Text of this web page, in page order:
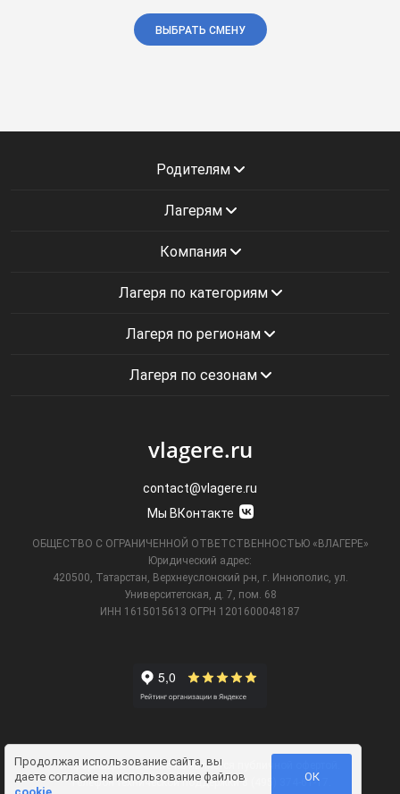
ВЫБРАТЬ СМЕНУ
Продолжая использование сайта, вы
даете согласие на использование файлов
ОК
Родителям
Лагерям
Компания
Лагеря по категориям
Лагеря по регионам
Лагеря по сезонам
vlagere.ru
contact@vlagere.ru
Мы ВКонтакте
ОБЩЕСТВО С ОГРАНИЧЕННОЙ ОТВЕТСТВЕННОСТЬЮ «ВЛАГЕРЕ»
Юридический адрес:
420500, Татарстан, Верхнеуслонский р-н, г. Иннополис, ул.
Университетская,
д. 7, пом. 68
ИНН 1615015613 ОГРН 1201600048187
Информация на сайте не является публичной офертой.
Телефон технической поддержки8 (495) 374-61-17